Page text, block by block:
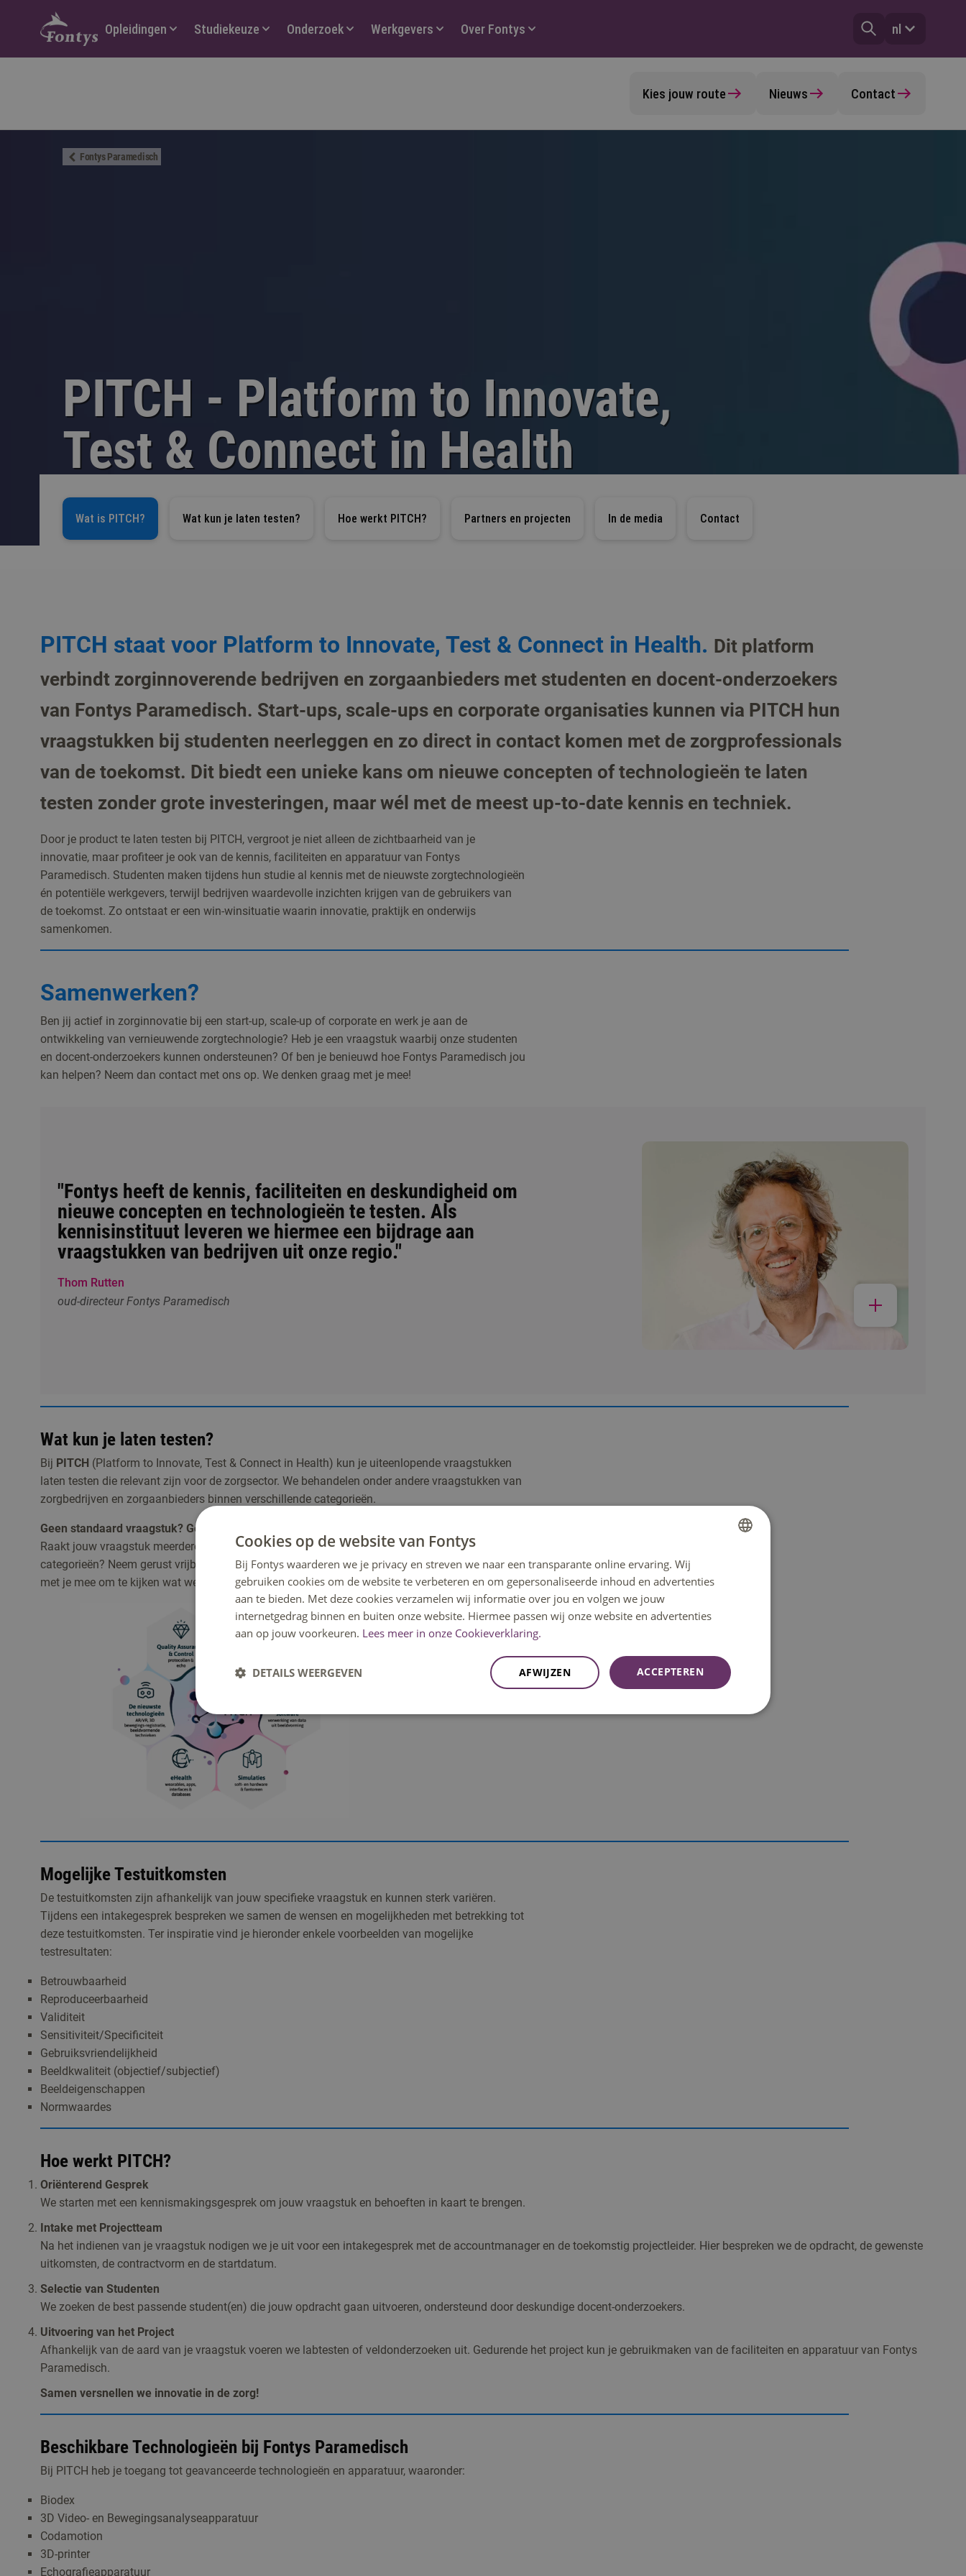
Hoofdmenu
Opleidingen Studiekeuze Onderzoek Werkgevers Over Fontys nl
Kies jouw route Nieuws Contact
Fontys Paramedisch
PITCH - Platform to Innovate,
Test & Connect in Health
Wat is PITCH? Wat kun je laten testen? Hoe werkt PITCH? Partners en projecten In de media Contact
PITCH staat voor Platform to Innovate, Test & Connect in Health. Dit platform
verbindt zorginnoverende bedrijven en zorgaanbieders met studenten en docent-onderzoekers
van Fontys Paramedisch. Start-ups, scale-ups en corporate organisaties kunnen via PITCH hun
vraagstukken bij studenten neerleggen en zo direct in contact komen met de zorgprofessionals
van de toekomst. Dit biedt een unieke kans om nieuwe concepten of technologieën te laten
testen zonder grote investeringen, maar wél met de meest up-to-date kennis en techniek.
Door je product te laten testen bij PITCH, vergroot je niet alleen de zichtbaarheid van je
innovatie, maar profiteer je ook van de kennis, faciliteiten en apparatuur van Fontys
Paramedisch. Studenten maken tijdens hun studie al kennis met de nieuwste zorgtechnologieën
én potentiële werkgevers, terwijl bedrijven waardevolle inzichten krijgen van de gebruikers van
de toekomst. Zo ontstaat er een win-winsituatie waarin innovatie, praktijk en onderwijs
samenkomen.
Samenwerken?
Ben jij actief in zorginnovatie bij een start-up, scale-up of corporate en werk je aan de
ontwikkeling van vernieuwende zorgtechnologie? Heb je een vraagstuk waarbij onze studenten
en docent-onderzoekers kunnen ondersteunen? Of ben je benieuwd hoe Fontys Paramedisch jou
kan helpen? Neem dan contact met ons op. We denken graag met je mee!
"Fontys heeft de kennis, faciliteiten en deskundigheid om
nieuwe concepten en technologieën te testen. Als
kennisinstituut leveren we hiermee een bijdrage aan
vraagstukken van bedrijven uit onze regio."
Thom Rutten
oud-directeur Fontys Paramedisch
Wat kun je laten testen?
Bij PITCH (Platform to Innovate, Test & Connect in Health) kun je uiteenlopende vraagstukken
laten testen die relevant zijn voor de zorgsector. We behandelen onder andere vraagstukken van
zorgbedrijven en zorgaanbieders binnen verschillende categorieën.
Geen standaard vraagstuk? Geen probleem!
Raakt jouw vraagstuk meerdere categorieën of valt het juist niet binnen de standaard
categorieën? Neem gerust vrijblijvend contact op met onze accountmanager. Wij denken graag
met je mee om te kijken wat we voor je kunnen betekenen.
Mogelijke Testuitkomsten
De testuitkomsten zijn afhankelijk van jouw specifieke vraagstuk en kunnen sterk variëren.
Tijdens een intakegesprek bespreken we samen de wensen en mogelijkheden met betrekking tot
deze testuitkomsten. Ter inspiratie vind je hieronder enkele voorbeelden van mogelijke
testresultaten:
Betrouwbaarheid
Reproduceerbaarheid
Validiteit
Sensitiviteit/Specificiteit
Gebruiksvriendelijkheid
Beeldkwaliteit (objectief/subjectief)
Beeldeigenschappen
Normwaardes
Hoe werkt PITCH?
Oriënterend Gesprek
We starten met een kennismakingsgesprek om jouw vraagstuk en behoeften in kaart te brengen.
Intake met Projectteam
Na het indienen van je vraagstuk nodigen we je uit voor een intakegesprek met de accountmanager en de toekomstig projectleider. Hier bespreken we de opdracht, de gewenste
uitkomsten, de contractvorm en de startdatum.
Selectie van Studenten
We zoeken de best passende student(en) die jouw opdracht gaan uitvoeren, ondersteund door deskundige docent-onderzoekers.
Uitvoering van het Project
Afhankelijk van de aard van je vraagstuk voeren we labtesten of veldonderzoeken uit. Gedurende het project kun je gebruikmaken van de faciliteiten en apparatuur van Fontys
Paramedisch.
Samen versnellen we innovatie in de zorg!
Beschikbare Technologieën bij Fontys Paramedisch
Bij PITCH heb je toegang tot geavanceerde technologieën en apparatuur, waaronder:
Biodex
3D Video- en Bewegingsanalyseapparatuur
Codamotion
3D-printer
Echografieapparatuur
ENGLISH
Cookies op de website van Fontys
Bij Fontys waarderen we je privacy en streven we naar een transparante online ervaring. Wij
gebruiken cookies om de website te verbeteren en om gepersonaliseerde inhoud en advertenties
aan te bieden. Met deze cookies verzamelen wij informatie over jou en volgen we jouw
internetgedrag binnen en buiten onze website. Hiermee passen wij onze website en advertenties
aan op jouw voorkeuren. Lees meer in onze Cookieverklaring.
ACCEPTEREN
AFWIJZEN
DETAILS WEERGEVEN